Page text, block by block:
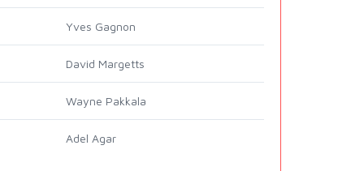
Yves Gagnon
David Margetts
Wayne Pakkala
Adel Agar